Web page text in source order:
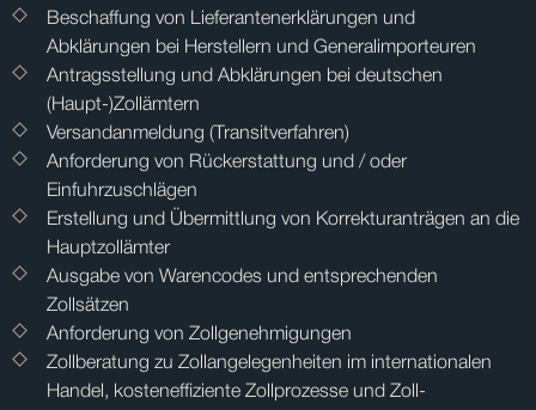
Beschaffung von Lieferantenerklärungen und
Abklärungen bei Herstellern und Generalimporteuren
Antragsstellung und Abklärungen bei deutschen
(Haupt-)Zollämtern
Versandanmeldung (Transitverfahren)
Anforderung von Rückerstattung und / oder
Einfuhrzuschlägen
Erstellung und Übermittlung von Korrekturanträgen an die
Hauptzollämter
Ausgabe von Warencodes und entsprechenden
Zollsätzen
Anforderung von Zollgenehmigungen
Zollberatung zu Zollangelegenheiten im internationalen
Handel, kosteneffiziente Zollprozesse und Zoll-